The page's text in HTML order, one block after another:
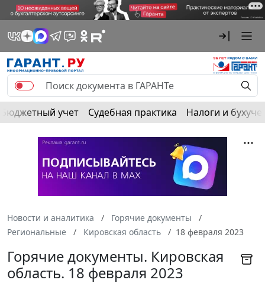
Бюджетный учет Судебная практика Налоги и
Новости и аналитика
Горячие документы
Региональные
Кировская область 18 февраля 2023
Горячие документы. Кировская
область. 18 февраля 2023